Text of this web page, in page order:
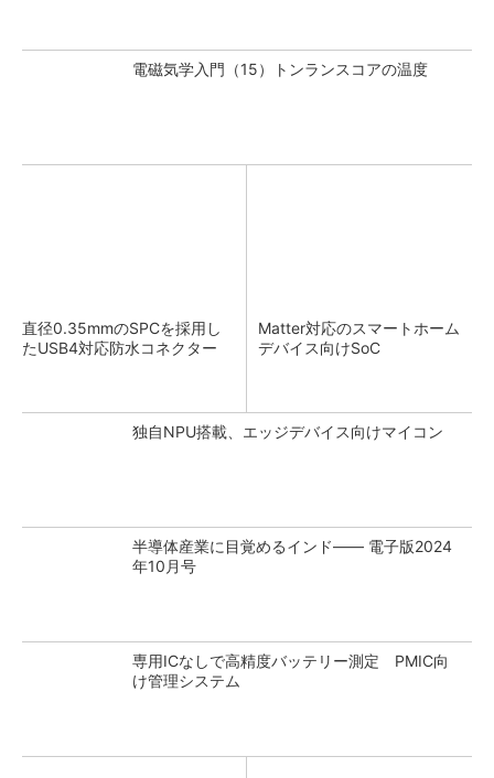
電磁気学入門（15）トンランスコアの温度
直径0.35mmのSPCを採用し
たUSB4対応防水コネクター
Matter対応のスマートホーム
デバイス向けSoC
独自NPU搭載、エッジデバイス向けマイコン
半導体産業に目覚めるインド―― 電子版2024
年10月号
専用ICなしで高精度バッテリー測定 PMIC向
け管理システム